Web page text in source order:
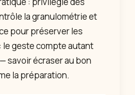
la granulométrie et
pour préserver les
le geste compte autant
savoir écraser au bon
la préparation.